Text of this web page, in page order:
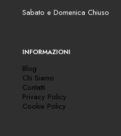
Sabato e Domenica Chiuso
INFORMAZIONI
Blog
Chi Siamo
Contatti
Privacy Policy
Cookie Policy